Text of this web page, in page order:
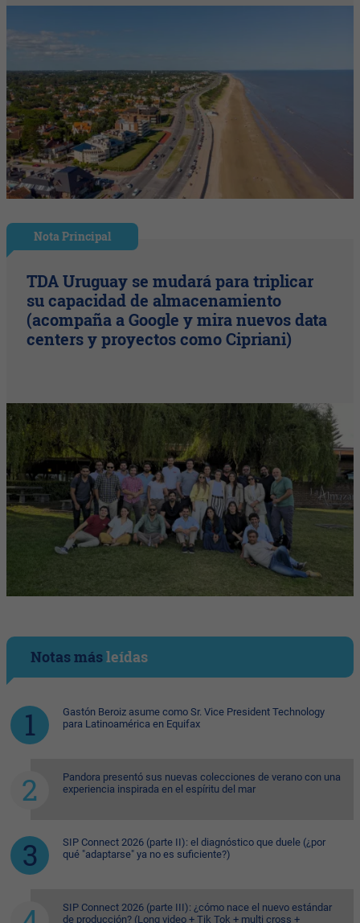
Nota Principal
TDA Uruguay se mudará para triplicar
su capacidad de almacenamiento
(acompaña a Google y mira nuevos data
centers y proyectos como Cipriani)
Notas másleídas
Gastón Beroiz asume como Sr. Vice President Technology
para Latinoamérica en Equifax
Pandora presentó sus nuevas colecciones de verano con una
experiencia inspirada en el espíritu del mar
SIP Connect 2026 (parte II): el diagnóstico que duele (¿por
qué "adaptarse" ya no es suficiente?)
SIP Connect 2026 (parte III): ¿cómo nace el nuevo estándar
de producción? (Long video + Tik Tok + multi cross +